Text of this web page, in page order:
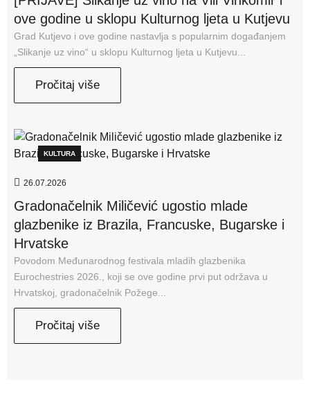
ove godine u sklopu Kulturnog ljeta u Kutjevu
Grad Kutjevo i ove godine nastavlja s popularnim događanjem
„Slikanje uz vino“ u sklopu Kulturnog ljeta u Kutjevu...
Pročitaj više
KULTURA
26.07.2026
Gradonačelnik Miličević ugostio mlade
glazbenike iz Brazila, Francuske, Bugarske i
Hrvatske
Povodom Međunarodnog festivala mladih glazbenika
Eurochestries 2026., koji se ove godine prvi put održava u
Hrvatskoj, gradonačelnik Požege...
Pročitaj više